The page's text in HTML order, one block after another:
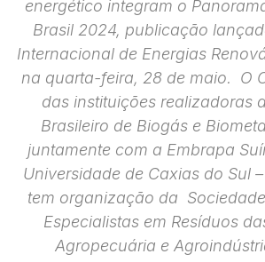
energético integram o
Brasil 2024, publicação
Internacional de Energias
na quarta-feira, 28 de maio. O
das instituições realizadoras
Brasileiro de Biogás e
juntamente com a Embrapa
Universidade de Caxias do Sul
tem organização da
Especialistas em Resíduos
Agropecuária e